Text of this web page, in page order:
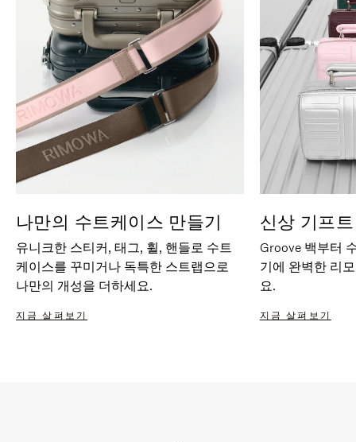
나만의 수트케이스 만들기
유니크한 스티커, 태그, 휠, 핸들로 수트
케이스를 꾸미거나 독특한 스트랩으로
나만의 개성을 더하세요.
지금 살펴보기
신상 기프
Groove 백부터
기에 완벽한 리
요.
지금 살펴보기